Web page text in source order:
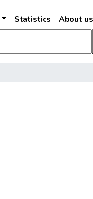
Statistics About us